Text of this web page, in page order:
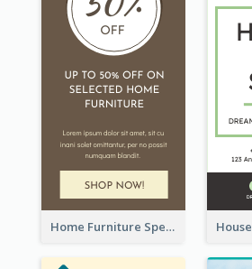
Home Furniture Special Sale Wide Skyscraper Banner